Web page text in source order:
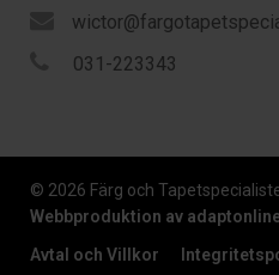
031-223343
© 2026 Färg och
Webbproduktion av
Avtal och Villkor